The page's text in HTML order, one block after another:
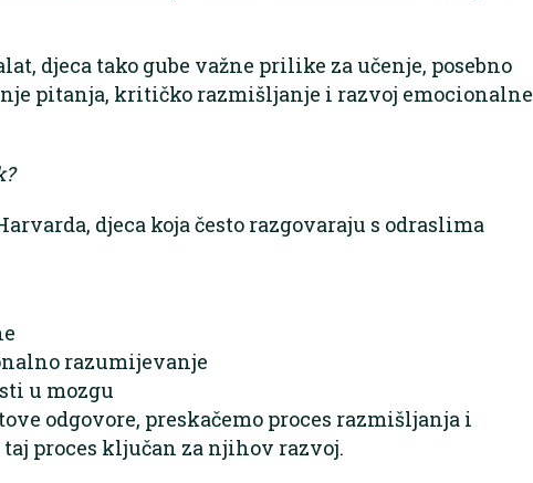
djeca tako gube važne prilike za učenje, posebno
pitanja, kritičko razmišljanje i razvoj emocionalne
djeca koja često razgovaraju s odraslima
razumijevanje
u mozgu
odgovore, preskačemo proces razmišljanja i
taj proces ključan za njihov razvoj.